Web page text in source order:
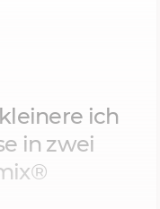
ich
in zwei